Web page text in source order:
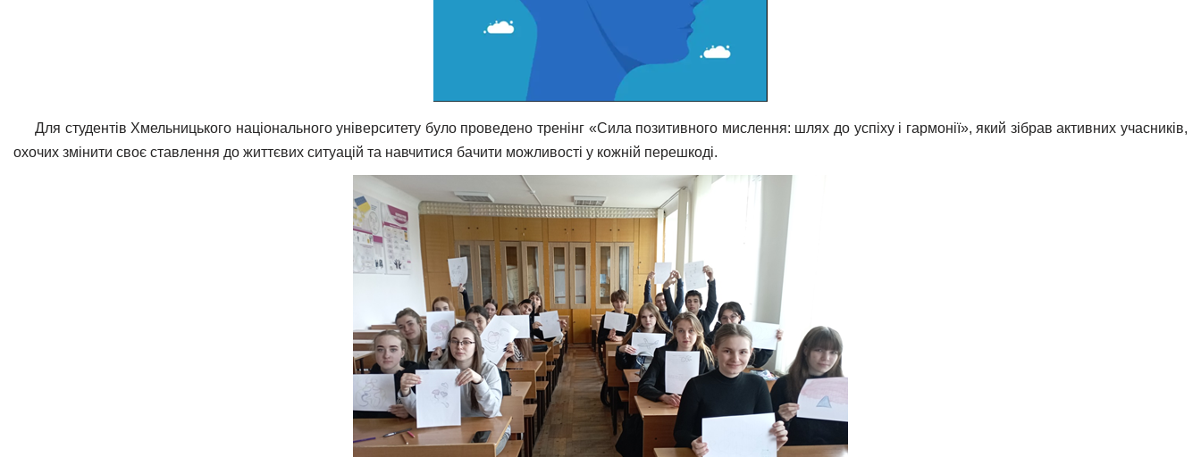
Для студентів Хмельницького національного університету було проведено тренінг «Сила позитивного мислення: шлях до успіху і гармонії», який зібрав активних учасників,
охочих змінити своє ставлення до життєвих ситуацій та навчитися бачити можливості у кожній перешкоді.